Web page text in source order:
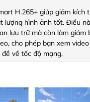
H.265+ giúp giảm kích
lượng hình ảnh tốt. Điều
lưu trữ mà còn làm giảm
cho phép bạn xem
về tốc độ mạng.